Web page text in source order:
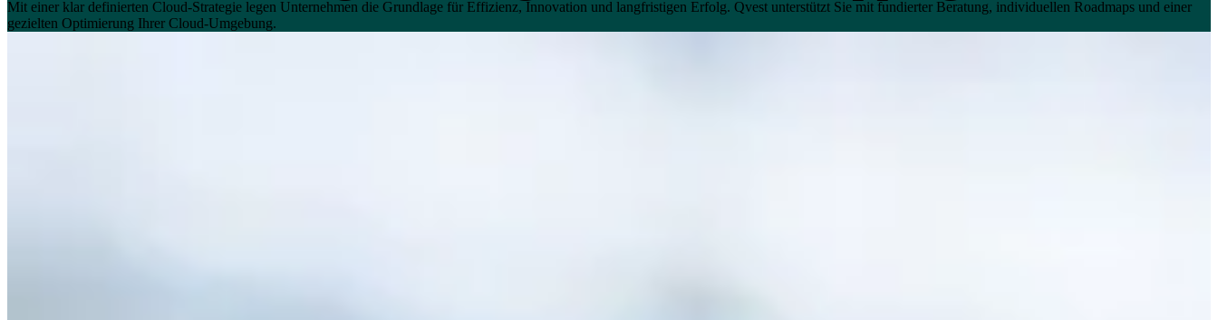
Mit einer klar definierten Cloud-Strategie legen Unternehmen die Grundlage für Effizienz, Innovation und langfristigen Erfolg. Qvest unterstützt Sie mit fundierter Beratung, individuellen Roadmaps und einer
gezielten Optimierung Ihrer Cloud-Umgebung.